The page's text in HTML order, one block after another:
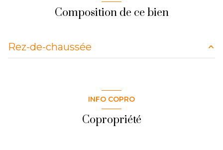
Chauffage individuel : convecteur (electrique)
exposition Sud-Est
Composition de ce bien
Rez-de-chaussée
INFO COPRO
Copropriété